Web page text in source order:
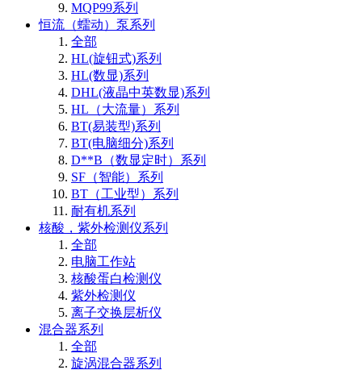
MQP99系列
恒流（蠕动）泵系列
全部
HL(旋钮式)系列
HL(数显)系列
DHL(液晶中英数显)系列
HL（大流量）系列
BT(易装型)系列
BT(电脑细分)系列
D**B（数显定时）系列
SF（智能）系列
BT（工业型）系列
耐有机系列
核酸，紫外检测仪系列
全部
电脑工作站
核酸蛋白检测仪
紫外检测仪
离子交换层析仪
混合器系列
全部
旋涡混合器系列